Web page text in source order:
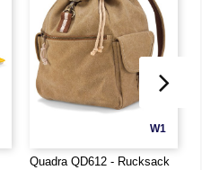
W1
Quadra QD612 - Rucksack